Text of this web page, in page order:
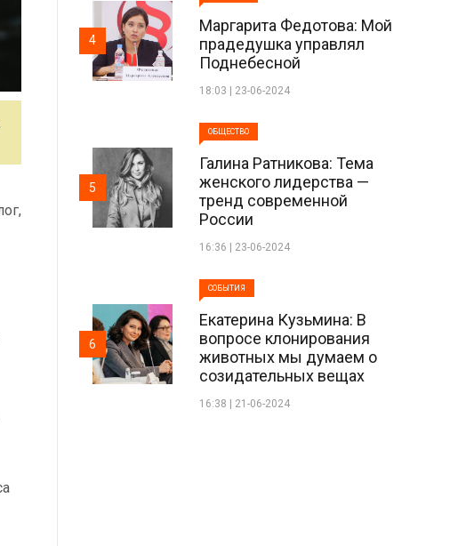
Маргарита Федотова: Мой
прадедушка управлял
Поднебесной
18:03 | 23-06-2024
4
ОБЩЕСТВО
Галина Ратникова: Тема
женского лидерства —
тренд современной
России
16:36 | 23-06-2024
5
СОБЫТИЯ
Екатерина Кузьмина: В
вопросе клонирования
животных мы думаем о
созидательных вещах
16:38 | 21-06-2024
6